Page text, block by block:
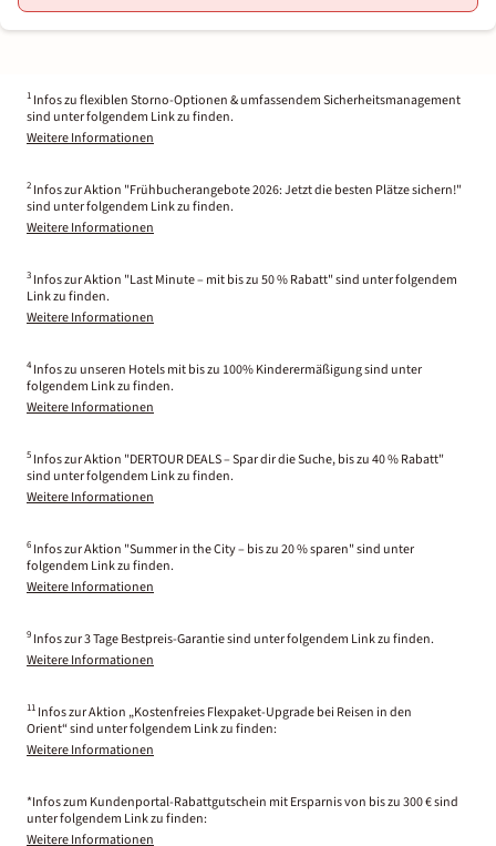
1 Infos zu flexiblen Storno-Optionen & umfassendem Sicherheitsmanagement
sind unter folgendem Link zu finden.
Weitere Informationen
2 Infos zur Aktion "Frühbucherangebote 2026: Jetzt die besten Plätze sichern!"
sind unter folgendem Link zu finden.
Weitere Informationen
3 Infos zur Aktion "Last Minute – mit bis zu 50 % Rabatt" sind unter folgendem
Link zu finden.
Weitere Informationen
4 Infos zu unseren Hotels mit bis zu 100% Kinderermäßigung sind unter
folgendem Link zu finden.
Weitere Informationen
5 Infos zur Aktion "DERTOUR DEALS – Spar dir die Suche, bis zu 40 % Rabatt"
sind unter folgendem Link zu finden.
Weitere Informationen
6 Infos zur Aktion "Summer in the City – bis zu 20 % sparen" sind unter
folgendem Link zu finden.
Weitere Informationen
9 Infos zur 3 Tage Bestpreis-Garantie sind unter folgendem Link zu finden.
Weitere Informationen
11 Infos zur Aktion „Kostenfreies Flexpaket-Upgrade bei Reisen in den
Orient“ sind unter folgendem Link zu finden:
Weitere Informationen
*Infos zum Kundenportal-Rabattgutschein mit Ersparnis von bis zu 300 € sind
unter folgendem Link zu finden:
Weitere Informationen